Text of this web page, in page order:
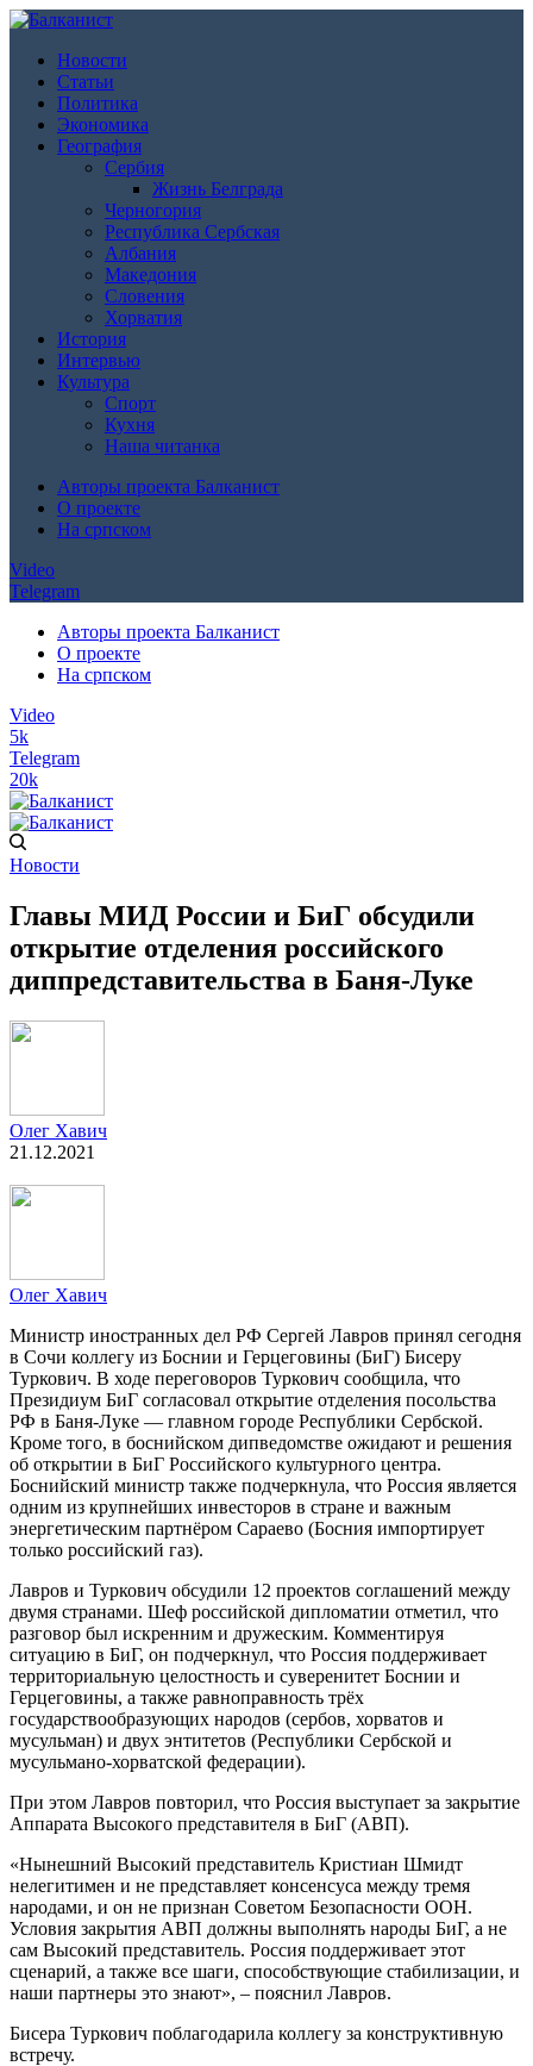
Новости
Статьи
Политика
Экономика
География
Сербия
Жизнь Белграда
Черногория
Республика Сербская
Албания
Македония
Словения
Хорватия
История
Интервью
Культура
Спорт
Кухня
Наша читанка
Авторы проекта Балканист
О проекте
На српском
Video
Telegram
Авторы проекта Балканист
О проекте
На српском
Video
5k
Telegram
20k
Новости
Главы МИД России и БиГ обсудили
открытие отделения российского
диппредставительства в Баня-Луке
Олег Хавич
21.12.2021
Олег Хавич
Министр иностранных дел РФ Сергей Лавров принял сегодня
в Сочи коллегу из Боснии и Герцеговины (БиГ) Бисеру
Туркович. В ходе переговоров Туркович сообщила, что
Президиум БиГ согласовал открытие отделения посольства
РФ в Баня-Луке — главном городе Республики Сербской.
Кроме того, в боснийском дипведомстве ожидают и решения
об открытии в БиГ Российского культурного центра.
Боснийский министр также подчеркнула, что Россия является
одним из крупнейших инвесторов в стране и важным
энергетическим партнёром Сараево (Босния импортирует
только российский газ).
Лавров и Туркович обсудили 12 проектов соглашений между
двумя странами. Шеф российской дипломатии отметил, что
разговор был искренним и дружеским. Комментируя
ситуацию в БиГ, он подчеркнул, что Россия поддерживает
территориальную целостность и суверенитет Боснии и
Герцеговины, а также равноправность трёх
государствообразующих народов (сербов, хорватов и
мусульман) и двух энтитетов (Республики Сербской и
мусульмано-хорватской федерации).
При этом Лавров повторил, что Россия выступает за закрытие
Аппарата Высокого представителя в БиГ (АВП).
«Нынешний Высокий представитель Кристиан Шмидт
нелегитимен и не представляет консенсуса между тремя
народами, и он не признан Советом Безопасности ООН.
Условия закрытия АВП должны выполнять народы БиГ, а не
сам Высокий представитель. Россия поддерживает этот
сценарий, а также все шаги, способствующие стабилизации, и
наши партнеры это знают», – пояснил Лавров.
Бисера Туркович поблагодарила коллегу за конструктивную
встречу.